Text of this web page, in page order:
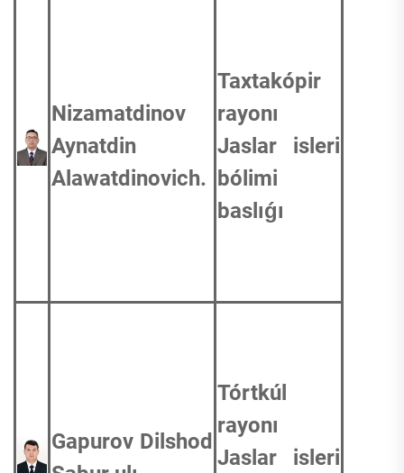
Nizamatdinov
Aynatdin
Alawatdinovich.
Taxtakópir
rayonı
Jaslar isleri
bólimi
baslıǵı
Gapurov Dilshod
Tórtkúl
rayonı
Jaslar isleri